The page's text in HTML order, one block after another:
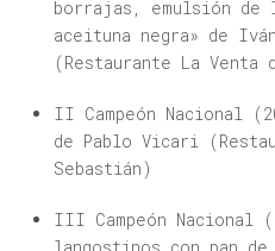
borrajas, emulsión de
aceituna negra» de
(Restaurante La Venta
II Campeón Nacional
de Pablo Vicari
Sebastián)
III Campeón Nacional